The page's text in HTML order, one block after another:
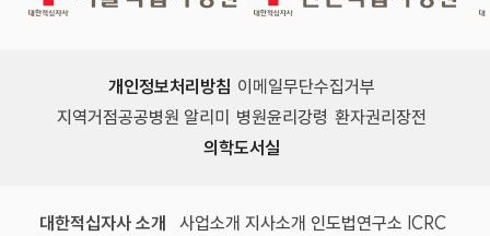
개인정보처리방침 이메일무단수집거부
지역거점공공병원 알리미
병원윤리강령 환자권리장전
의학도서실
대한적십자사 소개 (새 창)
사업소개 (새 창)
지사소개 (새 창)
인도법연구소 (새 창)
ICRC(국제